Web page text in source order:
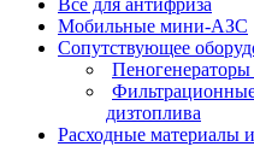
Все для антифриза
Мобильные мини-АЗС
Сопутствующее
дизтоплива
Расходные материалы